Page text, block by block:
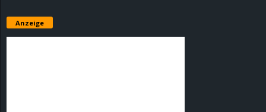
Anzeige